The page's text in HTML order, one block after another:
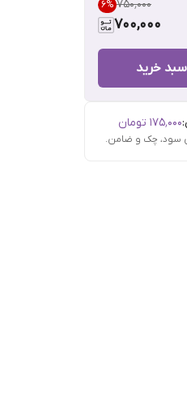
۷۵۰٬۰۰۰ 6%
700,000
خرید
۱۷۵٬۰۰۰ تومان